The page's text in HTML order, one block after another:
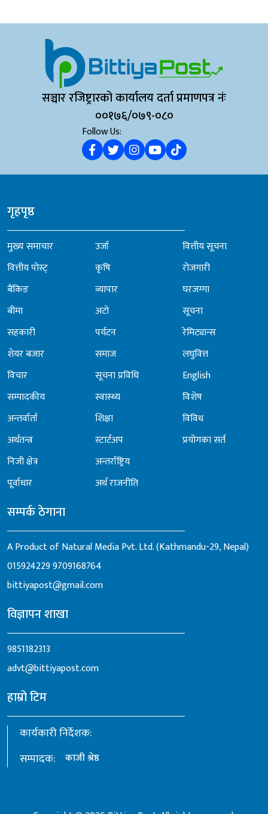
सञ्चार रजिष्ट्रारको कार्यालय दर्ता प्रमाणपत्र नंः
००१७६/०७९-०८०
Follow Us:
गृहपृष्ठ
मुख्य समाचार
वित्तीय पोस्ट्
बैंकिङ
बीमा
सहकारी
शेयर बजार
विचार
सम्पादकीय
अन्तर्वार्ता
अर्थतन्त्र
निजी क्षेत्र
पूर्वाधार
उर्जा
कृषि
व्यापार
अटो
पर्यटन
समाज
सूचना प्रविधि
स्वास्थ्य
शिक्षा
स्टार्टअप
अन्तर्राष्ट्रिय
अर्थ राजनीति
वित्तीय सूचना
रोजगारी
घरजग्गा
सूचना
रेमिट्यान्स
लघुवित्त
English
विशेष
विविध
प्रयोगका सर्त
सम्पर्क ठेगाना
A Product of Natural Media Pvt. Ltd. (Kathmandu-29, Nepal)
0159242299709168764
bittiyapost@gmail.com
विज्ञापन शाखा
9851182313
advt@bittiyapost.com
हाम्रो टिम
कार्यकारी निर्देशक:
सम्पादक:
काजी श्रेष्ठ